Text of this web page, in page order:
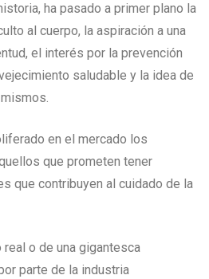
ha pasado a primer plano la
al cuerpo, la aspiración a una
el interés por la prevención
saludable y la idea de
en el mercado los
que prometen tener
que contribuyen al cuidado de la
o de una gigantesca
parte de la industria